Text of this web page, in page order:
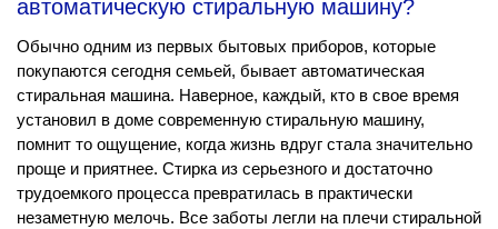
автоматическую стиральную машину?
Обычно одним из первых бытовых приборов, которые
покупаются сегодня семьей, бывает автоматическая
стиральная машина. Наверное, каждый, кто в свое время
установил в доме современную стиральную машину,
помнит то ощущение, когда жизнь вдруг стала значительно
проще и приятнее. Стирка из серьезного и достаточно
трудоемкого процесса превратилась в практически
незаметную мелочь. Все заботы легли на плечи стиральной